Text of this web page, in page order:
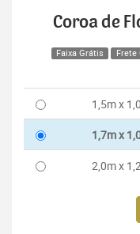
Coroa de
Faixa Grátis Frete
1,5m x
1,7m x
2,0m x